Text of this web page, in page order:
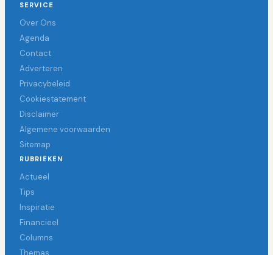
SERVICE
Over Ons
Agenda
Contact
Adverteren
Privacybeleid
Cookiestatement
Disclaimer
Algemene voorwaarden
Sitemap
RUBRIEKEN
Actueel
Tips
Inspiratie
Financieel
Columns